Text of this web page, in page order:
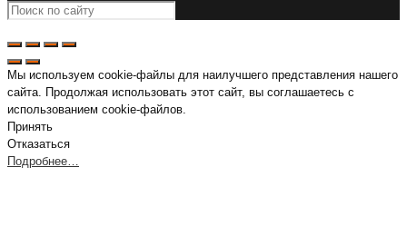
Мы используем cookie-файлы для наилучшего представления нашего
сайта. Продолжая использовать этот сайт, вы соглашаетесь с
использованием cookie-файлов.
Принять
Отказаться
Подробнее…